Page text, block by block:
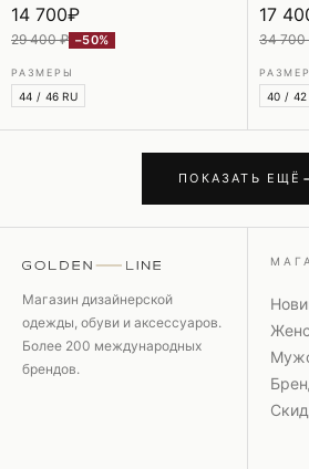
14 700₽
29 400 ₽ −50%
РАЗМЕРЫ
44 / 46 RU
17
34 700
40 / 42
ПОКАЗАТЬ ЕЩЁ
Магазин дизайнерской
одежды, обуви и аксессуаров.
Более 200 международных
брендов.